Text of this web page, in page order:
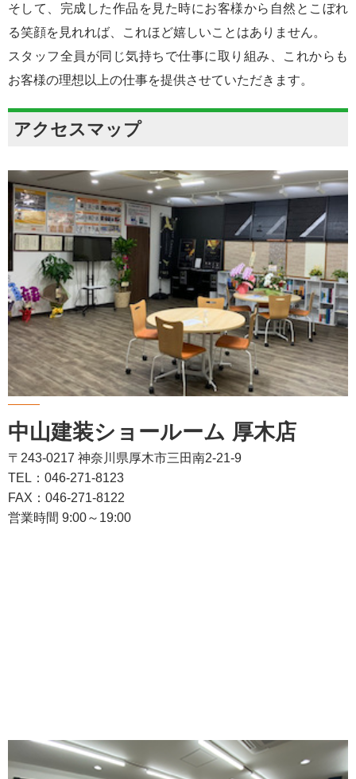
そして、完成した作品を見た時にお客様から自然とこぼれ
る笑顔を見れれば、これほど嬉しいことはありません。
スタッフ全員が同じ気持ちで仕事に取り組み、これからも
お客様の理想以上の仕事を提供させていただきます。
アクセスマップ
中山建装ショールーム 厚木店
〒243-0217 神奈川県厚木市三田南2-21-9
TEL：046-271-8123
FAX：046-271-8122
営業時間 9:00～19:00